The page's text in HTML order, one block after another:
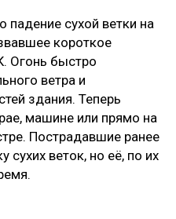
падение сухой ветки на
короткое
Огонь быстро
ветра и
здания. Теперь
машине или прямо на
Пострадавшие ранее
сухих веток, но её, по их